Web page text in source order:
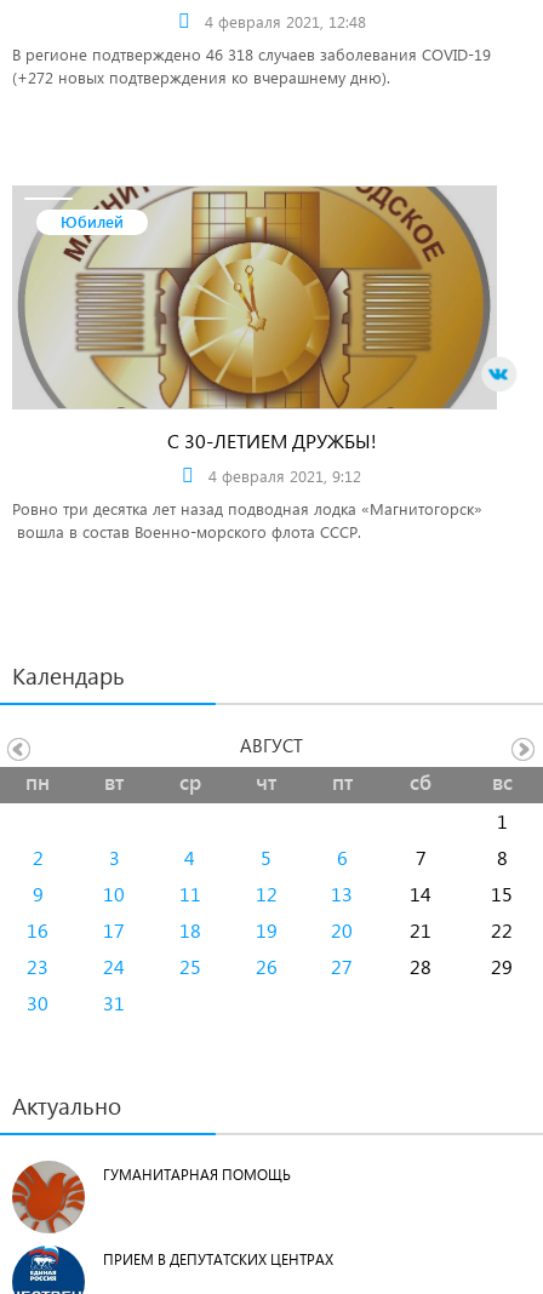
4 февраля 2021, 12:48
В регионе подтверждено 46 318 случаев заболевания COVID-19
(+272 новых подтверждения ко вчерашнему дню).
Юбилей
С 30-ЛЕТИЕМ ДРУЖБЫ!
4 февраля 2021, 9:12
Ровно три десятка лет назад подводная лодка «Магнитогорск»
вошла в состав Военно-морского флота СССР.
Календарь
пн вт ср чт пт сб вс
1
2
3 4 5 6 7
8
9
10 11 12 13 14
15
16
17 18 19 20 21
22
23
24 25 26 27 28
29
30
31
АВГУСТ
Актуально
ГУМАНИТАРНАЯ ПОМОЩЬ
ПРИЕМ В ДЕПУТАТСКИХ ЦЕНТРАХ